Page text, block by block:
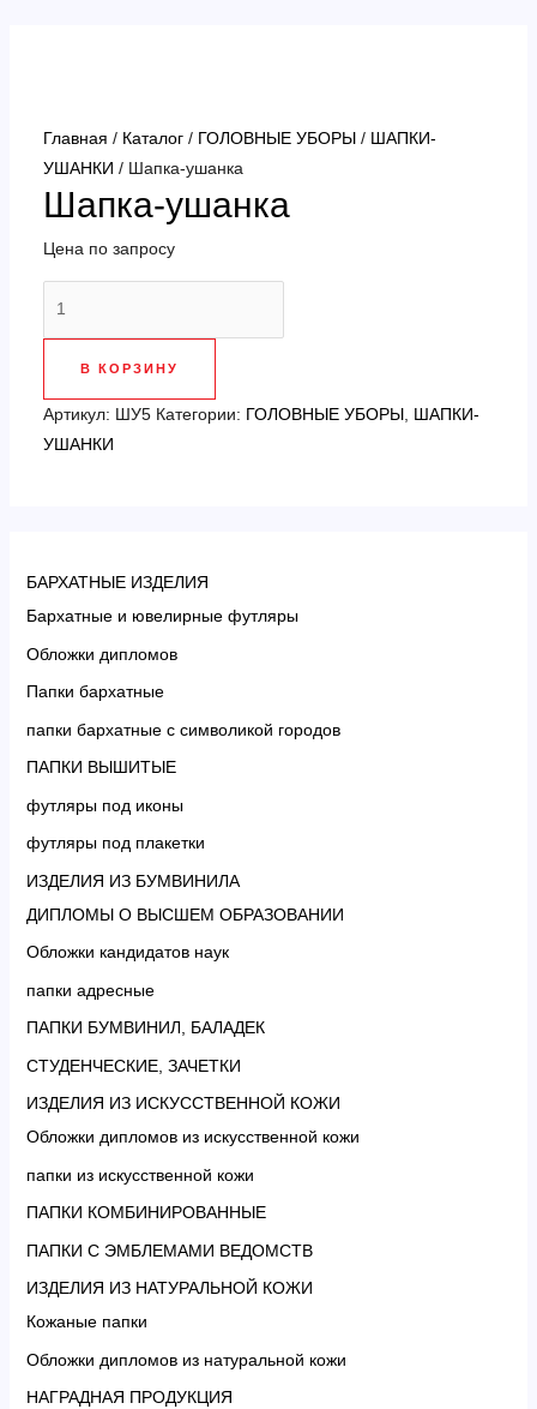
БАРХАТНЫЕ ИЗДЕЛИЯ
Бархатные и ювелирные футляры
Обложки дипломов
Папки бархатные
папки бархатные с символикой городов
ПАПКИ ВЫШИТЫЕ
футляры под иконы
футляры под плакетки
ИЗДЕЛИЯ ИЗ БУМВИНИЛА
ДИПЛОМЫ О ВЫСШЕМ ОБРАЗОВАНИИ
Обложки кандидатов наук
папки адресные
ПАПКИ БУМВИНИЛ, БАЛАДЕК
СТУДЕНЧЕСКИЕ, ЗАЧЕТКИ
ИЗДЕЛИЯ ИЗ ИСКУССТВЕННОЙ КОЖИ
Обложки дипломов из искусственной кожи
папки из искусственной кожи
ПАПКИ КОМБИНИРОВАННЫЕ
ПАПКИ С ЭМБЛЕМАМИ ВЕДОМСТВ
ИЗДЕЛИЯ ИЗ НАТУРАЛЬНОЙ КОЖИ
Кожаные папки
Обложки дипломов из натуральной кожи
НАГРАДНАЯ ПРОДУКЦИЯ
Главная / Каталог/ ГОЛОВНЫЕ УБОРЫ/ ШАПКИ-
УШАНКИ / Шапка-ушанка
Шапка-ушанка
Цена по запросу
В КОРЗИНУ
Артикул: ШУ5 Категории: ГОЛОВНЫЕ УБОРЫ, ШАПКИ-
УШАНКИ